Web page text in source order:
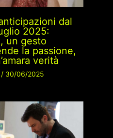
dal
2025:
un gesto
la passione,
verità
30/06/2025